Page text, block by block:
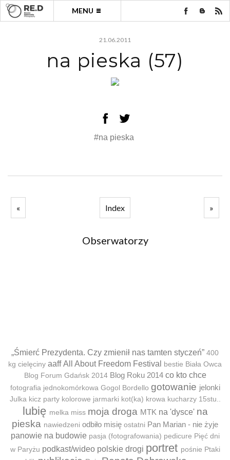
MENU
21.06.2011
na pieska (57)
#na pieska
« Index »
Obserwatorzy
„Śmierć Prezydenta. Czy zmienił nas tamten styczeń” 400
kg cielęciny aaff All About Freedom Festival bestie Biała Owca
Blog Forum Gdańsk 2014 Blog Roku 2014 co kto chce
fotografia jednokomórkowa Gogol Bordello gotowanie jelonki
Julka kicz party kolorowe jarmarki kot(ka) krowa kucharzy 15stu..
lubię melka miss moja droga MTK na 'dysce' na
pieska nawiedzeni odbiło misię ostatni Pan Marian - nie żyje
panowie na budowie pasja (fotografowania) pedicure Pięć dni
w Paryżu podkast/wideo polskie drogi portret pośnie Ptaki